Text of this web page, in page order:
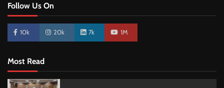
Follow Us On
10k 20k 7k 1M
Most Read